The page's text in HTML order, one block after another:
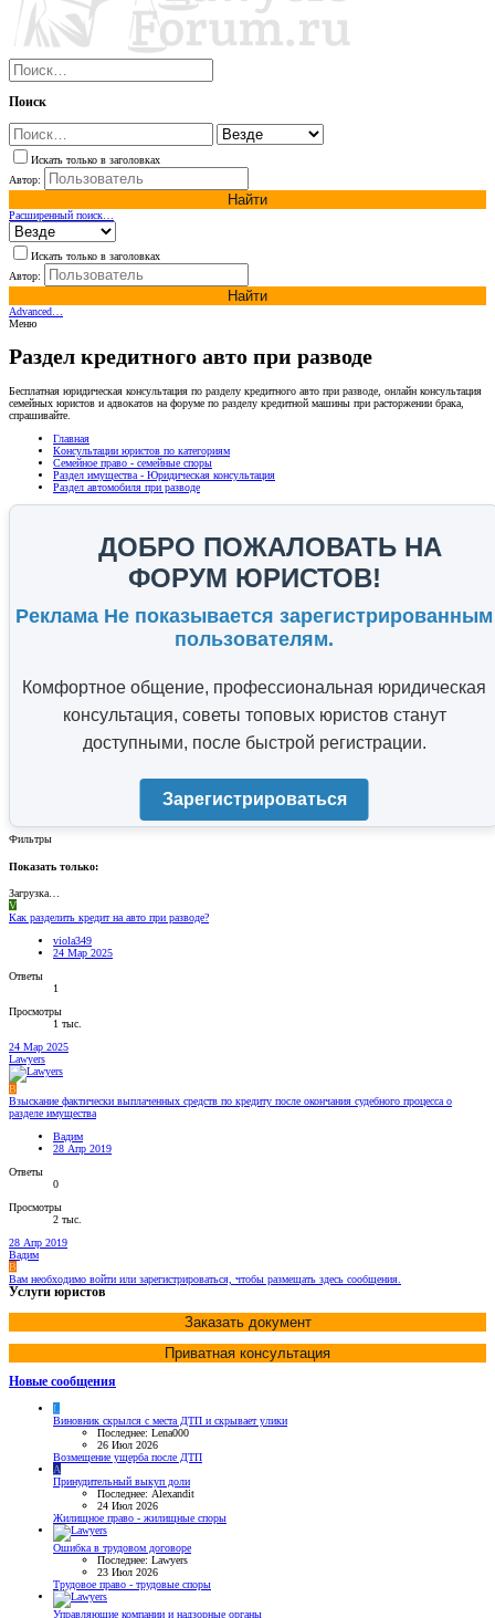
Поиск
Искать только в заголовках
Автор:
Найти
Расширенный поиск…
Искать только в заголовках
Автор:
Найти
Advanced…
Меню
Раздел кредитного авто при разводе
Бесплатная юридическая консультация по разделу кредитного авто при разводе, онлайн консультация
семейных юристов и адвокатов на форуме по разделу кредитной машины при расторжении брака,
спрашивайте.
Главная
Консультации юристов по категориям
Семейное право - семейные споры
Раздел имущества - Юридическая консультация
Раздел автомобиля при разводе
ДОБРО ПОЖАЛОВАТЬ НА
ФОРУМ ЮРИСТОВ!
Реклама Не показывается зарегистрированным
пользователям.
Комфортное общение, профессиональная юридическая
консультация, советы топовых юристов станут
доступными, после быстрой регистрации.
Зарегистрироваться
Фильтры
Показать только:
Загрузка…
V
Как разделить кредит на авто при разводе?
viola349
24 Мар 2025
Ответы
1
Просмотры
1 тыс.
24 Мар 2025
Lawyers
В
Взыскание фактически выплаченных средств по кредиту после окончания судебного процесса о
разделе имущества
Вадим
28 Апр 2019
Ответы
0
Просмотры
2 тыс.
28 Апр 2019
Вадим
В
Вам необходимо войти или зарегистрироваться, чтобы размещать здесь сообщения.
Услуги юристов
Заказать документ
Приватная консультация
Новые сообщения
L
Виновник скрылся с места ДТП и скрывает улики
Последнее: Lena000
26 Июл 2026
Возмещение ущерба после ДТП
A
Принудительный выкуп доли
Последнее: Alexandit
24 Июл 2026
Жилищное право - жилищные споры
Ошибка в трудовом договоре
Последнее: Lawyers
23 Июл 2026
Трудовое право - трудовые споры
Управляющие компании и надзорные органы